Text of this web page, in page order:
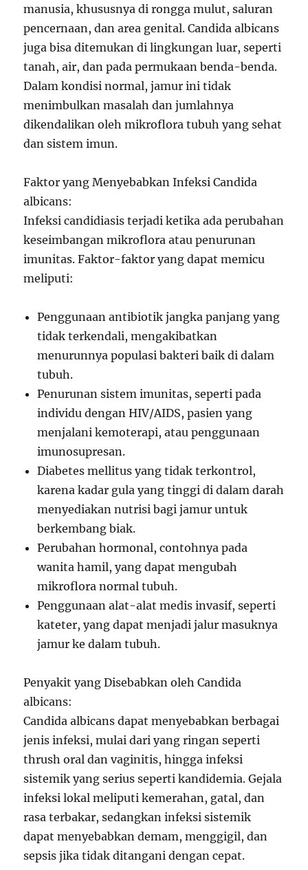
manusia, khususnya di rongga mulut, saluran
pencernaan, dan area genital. Candida albicans
juga bisa ditemukan di lingkungan luar, seperti
tanah, air, dan pada permukaan benda-benda.
Dalam kondisi normal, jamur ini tidak
menimbulkan masalah dan jumlahnya
dikendalikan oleh mikroflora tubuh yang sehat
dan sistem imun.
Faktor yang Menyebabkan Infeksi Candida
albicans:
Infeksi candidiasis terjadi ketika ada perubahan
keseimbangan mikroflora atau penurunan
imunitas. Faktor-faktor yang dapat memicu
meliputi:
Penggunaan antibiotik jangka panjang yang
tidak terkendali, mengakibatkan
menurunnya populasi bakteri baik di dalam
tubuh.
Penurunan sistem imunitas, seperti pada
individu dengan HIV/AIDS, pasien yang
menjalani kemoterapi, atau penggunaan
imunosupresan.
Diabetes mellitus yang tidak terkontrol,
karena kadar gula yang tinggi di dalam darah
menyediakan nutrisi bagi jamur untuk
berkembang biak.
Perubahan hormonal, contohnya pada
wanita hamil, yang dapat mengubah
mikroflora normal tubuh.
Penggunaan alat-alat medis invasif, seperti
kateter, yang dapat menjadi jalur masuknya
jamur ke dalam tubuh.
Penyakit yang Disebabkan oleh Candida
albicans:
Candida albicans dapat menyebabkan berbagai
jenis infeksi, mulai dari yang ringan seperti
thrush oral dan vaginitis, hingga infeksi
sistemik yang serius seperti kandidemia. Gejala
infeksi lokal meliputi kemerahan, gatal, dan
rasa terbakar, sedangkan infeksi sistemik
dapat menyebabkan demam, menggigil, dan
sepsis jika tidak ditangani dengan cepat.